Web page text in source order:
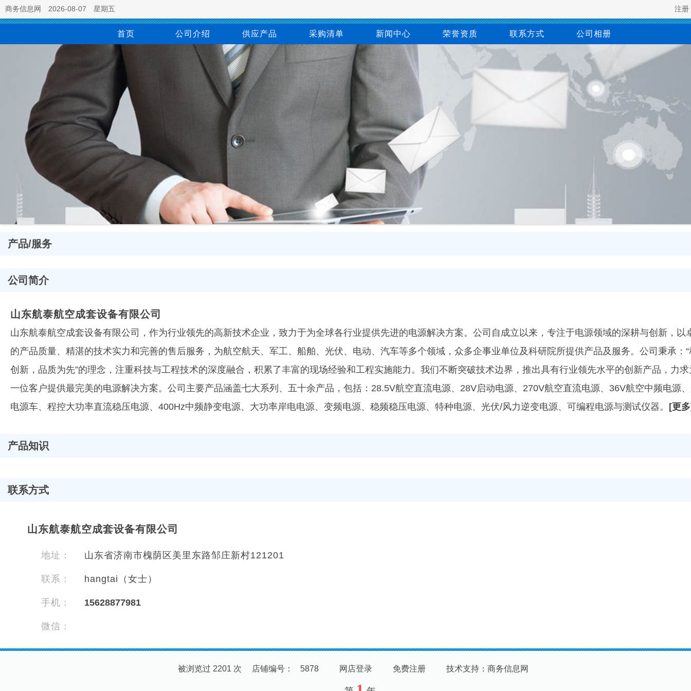
商务信息网 2026-08-07 星期五 注册
首页 公司介绍 供应产品 采购清单 新闻中心 荣誉资质 联系方式 公司相册
产品/服务
公司简介
山东航泰航空成套设备有限公司
山东航泰航空成套设备有限公司，作为行业领先的高新技术企业，致力于为全球各行业提供先进的电源解决方案。公司自成立以来，专注于电源领域的深耕与创新，以
的产品质量、精湛的技术实力和完善的售后服务，为航空航天、军工、船舶、光伏、电动、汽车等多个领域，众多企事业单位及科研院所提供产品及服务。公司秉承：
创新，品质为先”的理念，注重科技与工程技术的深度融合，积累了丰富的现场经验和工程实施能力。我们不断突破技术边界，推出具有行业领先水平的创新产品，力
一位客户提供最完美的电源解决方案。公司主要产品涵盖七大系列、五十余产品，包括：28.5V航空直流电源、28V启动电源、270V航空直流电源、36V航空中频电源
电源车、程控大功率直流稳压电源、400Hz中频静变电源、大功率岸电电源、变频电源、稳频稳压电源、特种电源、光伏/风力逆变电源、可编程电源与测试仪器。
[更
产品知识
联系方式
山东航泰航空成套设备有限公司
地址： 山东省济南市槐荫区美里东路邹庄新村121201
联系： hangtai（女士）
手机： 15628877981
微信：
被浏览过 2201 次 店铺编号 ： 5878 网店登录 免费注册 技术支持：商务信息网